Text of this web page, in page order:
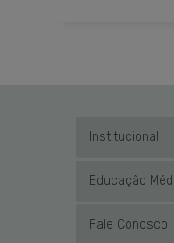
Institucional
Educação
Fale Conosco